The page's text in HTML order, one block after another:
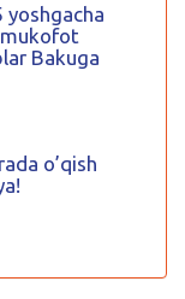
mukofot
Bakuga
o’qish